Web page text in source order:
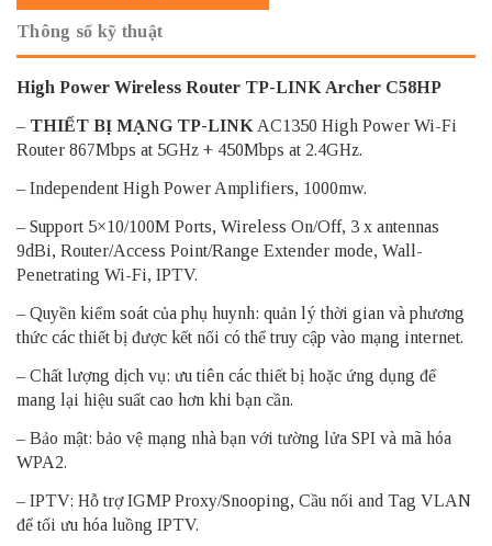
Thông số kỹ thuật
High Power Wireless Router TP-LINK Archer C58HP
– THIẾT BỊ MẠNG TP-LINK AC1350 High Power Wi-Fi
Router 867Mbps at 5GHz + 450Mbps at 2.4GHz.
– Independent High Power Amplifiers, 1000mw.
– Support 5×10/100M Ports, Wireless On/Off, 3 x antennas
9dBi, Router/Access Point/Range Extender mode, Wall-
Penetrating Wi-Fi, IPTV.
– Quyền kiểm soát của phụ huynh: quản lý thời gian và phương
thức các thiết bị được kết nối có thể truy cập vào mạng internet.
– Chất lượng dịch vụ: ưu tiên các thiết bị hoặc ứng dụng để
mang lại hiệu suất cao hơn khi bạn cần.
– Bảo mật: bảo vệ mạng nhà bạn với tường lửa SPI và mã hóa
WPA2.
– IPTV: Hỗ trợ IGMP Proxy/Snooping, Cầu nối and Tag VLAN
để tối ưu hóa luồng IPTV.